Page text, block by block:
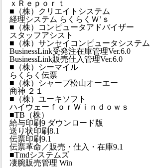
ｘＲｅｐｏｒｔ
■（株）クリエイトシステム
経理システム らくらくＷ’ｓ
■（株）コンピュータアドバイザー
スタッフアシスト
■（株）サンセイコンピュータシステム
BusinessLink受発注在庫管理Ver.6.0
BusinessLink販売仕入管理Ver.6.0
■（株）シーマイル
らくらく伝票
■（株）シャープ松山オーエー
商神 ２１
■（株）ユーキソフト
ハイウェーｆｏｒＷｉｎｄｏｗｓ
■TB（株）
給与印刷9 ダウンロード版
送り状印刷8.1
伝票印刷9.1
伝票革命／販売・仕入・在庫9.1
■Tmdシステムズ
凄腕販売管理 Win